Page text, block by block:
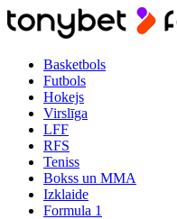
Basketbols
Futbols
Hokejs
Virslīga
LFF
RFS
Teniss
Bokss un MMA
Izklaide
Formula 1